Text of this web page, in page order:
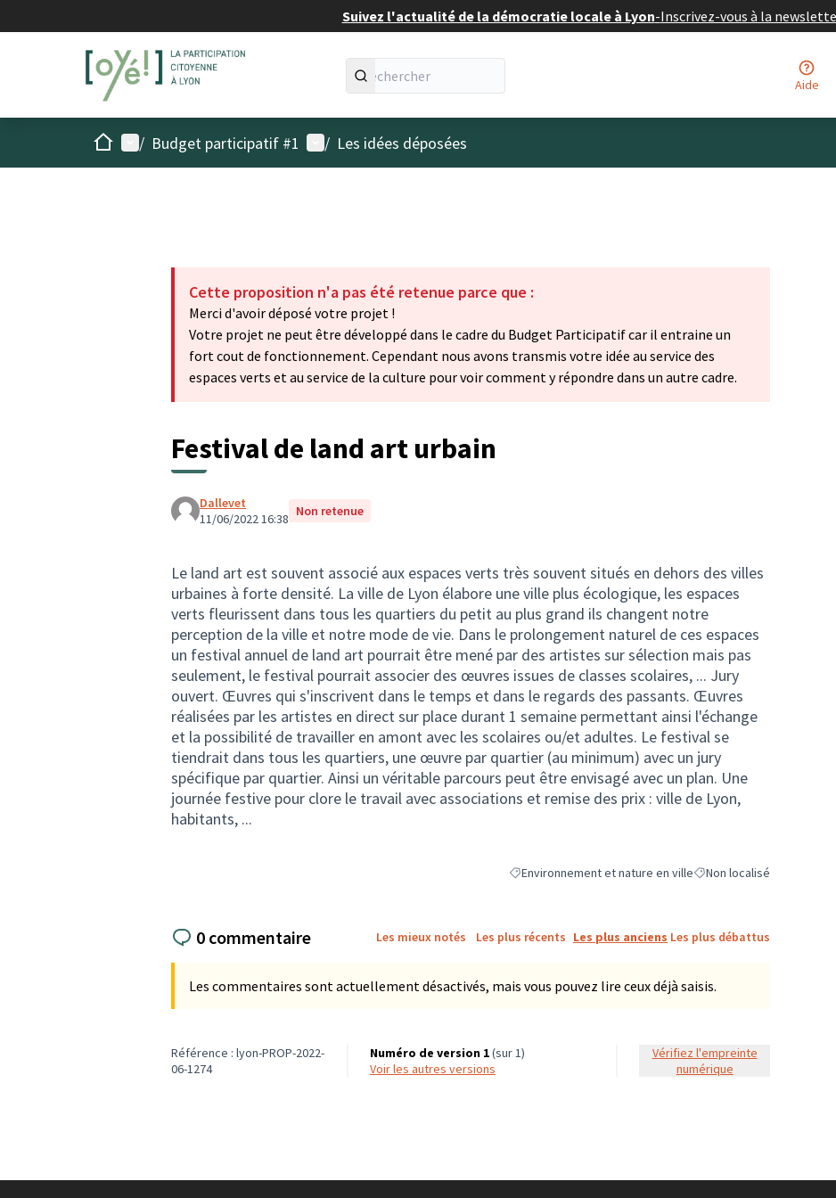
Suivez l'actualité de la démocratie locale à Lyon-Inscrivez-vous à la
Aide
AccueilMenu principal
/ Budget participatif #1 Menu utilisateur
/ Les idées déposées
Cette proposition n'a pas été retenue parce que :
Merci d'avoir déposé votre projet !
Votre projet ne peut être développé dans le cadre du Budget Participatif car il entraine un
fort cout de fonctionnement. Cependant nous avons transmis votre idée au service des
espaces verts et au service de la culture pour voir comment y répondre dans un autre cadre.
Festival de land art urbain
Dallevet
11/06/2022 16:38 Non retenue
Le land art est souvent associé aux espaces verts très souvent situés en dehors des villes
urbaines à forte densité. La ville de Lyon élabore une ville plus écologique, les espaces
verts fleurissent dans tous les quartiers du petit au plus grand ils changent notre
perception de la ville et notre mode de vie. Dans le prolongement naturel de ces espaces
un festival annuel de land art pourrait être mené par des artistes sur sélection mais pas
seulement, le festival pourrait associer des œuvres issues de classes scolaires, ... Jury
ouvert. Œuvres qui s'inscrivent dans le temps et dans le regards des passants. Œuvres
réalisées par les artistes en direct sur place durant 1 semaine permettant ainsi l'échange
et la possibilité de travailler en amont avec les scolaires ou/et adultes. Le festival se
tiendrait dans tous les quartiers, une œuvre par quartier (au minimum) avec un jury
spécifique par quartier. Ainsi un véritable parcours peut être envisagé avec un plan. Une
journée festive pour clore le travail avec associations et remise des prix : ville de Lyon,
habitants, ...
Filtrer les résultats de la catégorie : Environnement et nature
Environnement et nature en villeFiltrer les résultats pour la
Non localisé
0 commentaire Les mieux notés Les plus récents Les plus anciens Les plus débattus
Les commentaires sont actuellement désactivés, mais vous pouvez lire ceux déjà saisis.
Référence : lyon-PROP-2022-
06-1274
Numéro de version 1(sur 1)
voir les autres versions
Vérifiez l'empreinte
numérique